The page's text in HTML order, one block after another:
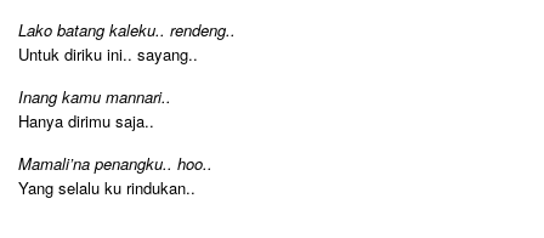
Lako batang kaleku.. rendeng..
Untuk diriku ini.. sayang..
Inang kamu mannari..
Hanya dirimu saja..
Mamali’na penangku.. hoo..
Yang selalu ku rindukan..